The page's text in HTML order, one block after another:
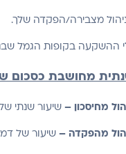
מצבירה/הפקדה שלך.
ההשקעה בקופות הגמל
מחושבת כסכום
מחיסכון – שיעור שנתי
מהפקדה – שיעור של